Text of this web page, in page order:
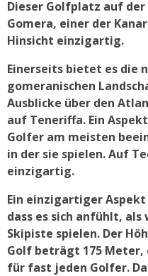
Dieser Golfplatz auf
Gomera, einer der
Hinsicht einzigartig.
Einerseits bietet es die
gomeranischen
Ausblicke über den
auf Teneriffa. Ein
Golfer am meisten
in der sie spielen. Auf
einzigartig.
Ein einzigartiger
dass es sich anfühlt,
Skipiste spielen. Der
Golf beträgt 175 Meter,
für fast jeden Golfer.